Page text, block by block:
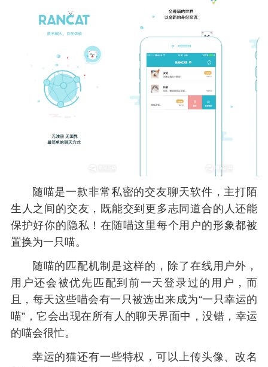
随喵是一款非常私密的交友聊天软件，主打陌
生人之间的交友，既能交到更多志同道合的人还能
保护好你的隐私！在随喵这里每个用户的形象都被
置换为一只喵。
随喵的匹配机制是这样的，除了在线用户外，
用户还会被优先匹配到前一天登录过的用户，而
且，每天这些喵会有一只被选出来成为“一只幸运的
喵”，它会出现在所有人的聊天界面中，没错，幸运
的喵会很忙。
幸运的猫还有一些特权，可以上传头像、改名